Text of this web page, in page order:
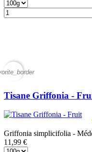
Tisane Griffonia -
Griffonia simplicifolia -
11,99 €